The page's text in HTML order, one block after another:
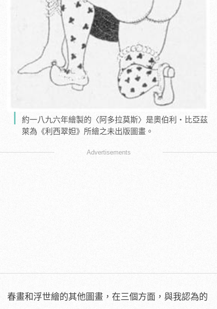
約一八九六年繪製的〈阿多拉莫斯〉是奧伯利‧比亞茲
萊為《利西翠妲》所繪之未出版圖畫。
Advertisements
春畫和浮世繪的其他圖畫，在三個方面，與我認為的